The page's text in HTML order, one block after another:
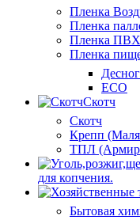
Пленка
Пленка
Пленка ПВХ
Пленка
ECO
Скотч
Скотч
Крепп
ТПЛ
для копчения.
Бытовая